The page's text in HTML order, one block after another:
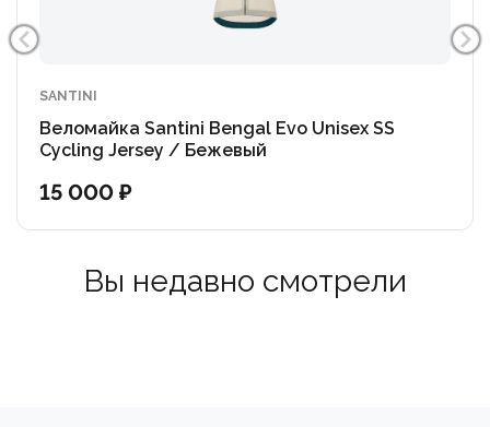
SANTINI
Веломайка Santini Bengal Evo Unisex SS
Cycling Jersey / Бежевый
15 000 ₽
Вы недавно смотрели